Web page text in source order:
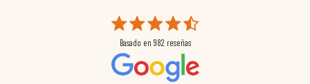
Basado en 982 reseñas